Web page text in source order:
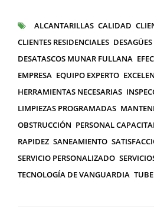
ETIQUETAS
ALCANTARILLAS CALIDAD
CLIENTES RESIDENCIALES DESAGÜES
DESATASCOS MUNAR FULLANA
EMPRESA EQUIPO EXPERTO
HERRAMIENTAS NECESARIAS
LIMPIEZAS PROGRAMADAS
OBSTRUCCIÓN PERSONAL
RAPIDEZ SANEAMIENTO
SERVICIO PERSONALIZADO
TECNOLOGÍA DE VANGUARDIA